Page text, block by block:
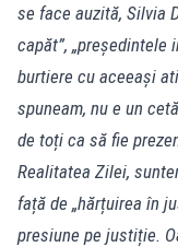
se face auzită, Silvia
capăt”, „președintele
burtiere cu aceeași
spuneam, nu e un
de toți ca să fie
Realitatea Zilei,
față de „hărțuirea în
presiune pe justiție.